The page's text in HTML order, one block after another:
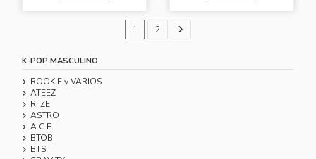
1 2
K-POP MASCULINO
ROOKIE y VARIOS
ATEEZ
RIIZE
ASTRO
A.C.E.
BTOB
BTS